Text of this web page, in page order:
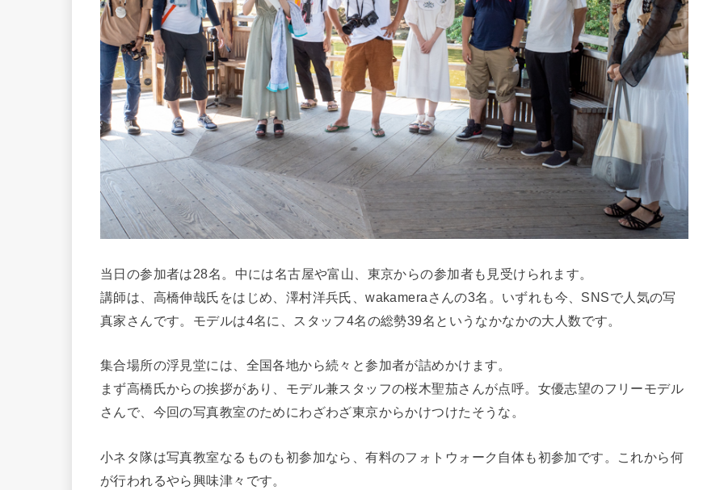
当日の参加者は28名。中には名古屋や富山、東京からの参加者も見受けられます。
講師は、高橋伸哉氏をはじめ、澤村洋兵氏、wakameraさんの3名。いずれも今、SNSで人気の写
真家さんです。モデルは4名に、スタッフ4名の総勢39名というなかなかの大人数です。
集合場所の浮見堂には、全国各地から続々と参加者が詰めかけます。
まず高橋氏からの挨拶があり、モデル兼スタッフの桜木聖茄さんが点呼。女優志望のフリーモデル
さんで、今回の写真教室のためにわざわざ東京からかけつけたそうな。
小ネタ隊は写真教室なるものも初参加なら、有料のフォトウォーク自体も初参加です。これから何
が行われるやら興味津々です。